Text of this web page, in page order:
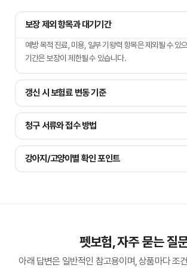
보장 제외 항목과 대기기간
예방 목적 진료, 미용, 일부 기왕력 항목은 제외될 수 있
기간은 보장이 제한될 수 있습니다.
갱신 시 보험료 변동 기준
청구 서류와 접수 방법
강아지/고양이별 확인 포인트
펫보험, 자주 묻는 질
아래 답변은 일반적인 참고용이며, 상품마다 조